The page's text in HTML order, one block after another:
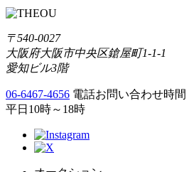
〒540-0027
大阪府大阪市中央区鎗屋町1-1-1
愛知ビル3階
06-6467-4656 電話お問い合わせ時間
平日10時～18時